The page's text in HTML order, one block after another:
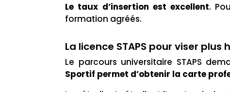
Le taux d’insertion est excellent.
formation agréés.
La licence STAPS pour viser plus
Le parcours universitaire STAPS
Sportif permet d’obtenir la carte